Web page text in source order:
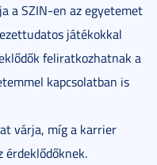
a SZIN-en az egyetemet
játékokkal
feliratkozhatnak a
kapcsolatban is
várja, míg a karrier
érdeklődőknek.